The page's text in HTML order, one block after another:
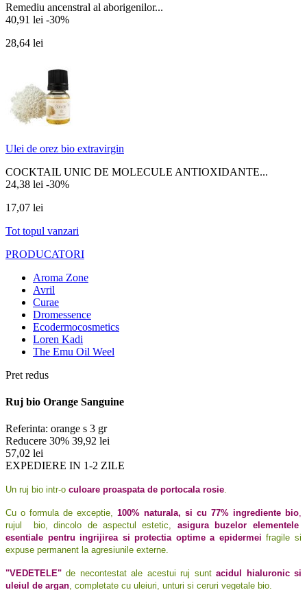
Remediu ancenstral al aborigenilor...
40,91 lei -30%
28,64 lei
Ulei de orez bio extravirgin
COCKTAIL UNIC DE MOLECULE ANTIOXIDANTE...
24,38 lei -30%
17,07 lei
Tot topul vanzari
PRODUCATORI
Aroma Zone
Avril
Curae
Dromessence
Ecodermocosmetics
Loren Kadi
The Emu Oil Weel
Pret redus
Ruj bio Orange Sanguine
Referinta: orange s 3 gr
Reducere 30% 39,92 lei
57,02 lei
EXPEDIERE IN 1-2 ZILE
Un ruj bio intr-o culoare proaspata de portocala rosie.
Cu o formula de exceptie, 100% naturala, si cu 77% ingrediente bio,
rujul bio, dincolo de aspectul estetic,
asigura buzelor elementele
esentiale pentru ingrijirea si protectia optime a epidermei fragile si
expuse permanent la agresiunile externe.
"VEDETELE" de necontestat ale acestui ruj sunt acidul hialuronic si
uleiul de argan, completate cu uleiuri, unturi si ceruri vegetale bio.